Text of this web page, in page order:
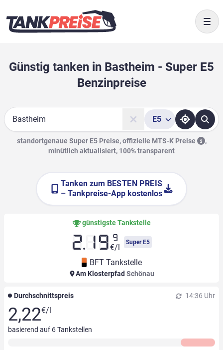
Günstig tanken in Bastheim - Super E5
Benzinpreise
Suche
E5
standortgenaue Super E5 Preise, offizielle MTS-K Preise
,
minütlich aktualisiert, 100% transparent
Tanken zum BESTEN PREIS
– Tankpreise-App kostenlos
günstigste Tankstelle
2.19 9
€/l
Super E5
BFT Tankstelle
Am Klosterpfad Schönau
Durchschnittspreis 14:36 Uhr
2,22€/l
basierend auf 6Tankstellen